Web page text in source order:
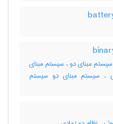
مبنای دو ، سیستم مبنای
، سیستم مبنای دو سیستم